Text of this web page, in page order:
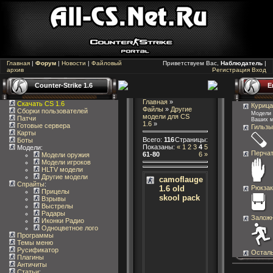
Главная | Форум | Новости | Файловый
архив
Приветствуем Вас, Наблюдатель |
Регистрация Вход
Counter-Strike 1.6
Скачать CS 1.6
Сборки пользователей
Патчи
Готовые сервера
Карты
Боты
Модели:
Модели оружия
Модели игроков
HLTV модели
Другие модели
Спрайты:
Прицелы
Взрывы
Выстрелы
Радары
Иконки Радио
Одноцветное лого
Программы
Темы меню
Русификатор
Плагины
Античиты
Главная »
Файлы » Другие
модели для CS
1.6 »
Всего: 116
Показаны:
61-80
Страницы:
« 1 2 3 4 5
6 »
camoflauge
1.6 old
skool pack
Модели
Ваших